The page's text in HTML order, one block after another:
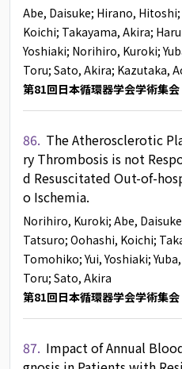
Abe, Daisuke; Hirano, Hitoshi
Koichi; Takayama, Akira;
Yoshiaki; Norihiro, Kuroki;
Toru; Sato, Akira; Kazutaka,
第81回日本循環器学会学術集会
86. The Atherosclerotic
ry Thrombosis is not
d Resuscitated Out-of-
o Ischemia.
Norihiro, Kuroki; Abe, Daisuke
Tatsuro; Oohashi, Koichi;
Tomohiko; Yui, Yoshiaki;
Toru; Sato, Akira
第81回日本循環器学会学術集会
87. Impact of Annual